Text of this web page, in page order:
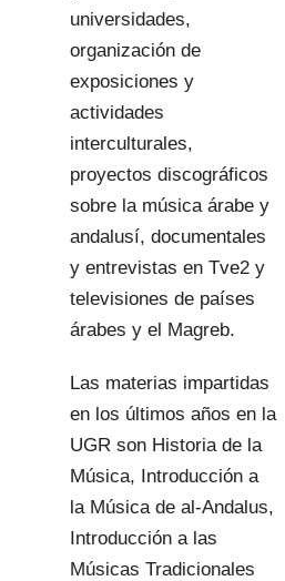
universidades,
organización de
exposiciones y
actividades
interculturales,
proyectos discográficos
sobre la música árabe y
andalusí, documentales
y entrevistas en Tve2 y
televisiones de países
árabes y el Magreb.
Las materias impartidas
en los últimos años en la
UGR son Historia de la
Música, Introducción a
la Música de al-Andalus,
Introducción a las
Músicas Tradicionales